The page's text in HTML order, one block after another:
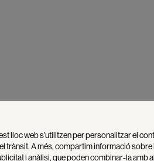
lloc web s’utilitzen per personalitzar el
trànsit. A més, compartim informació sobre
i anàlisi, que poden combinar-la amb